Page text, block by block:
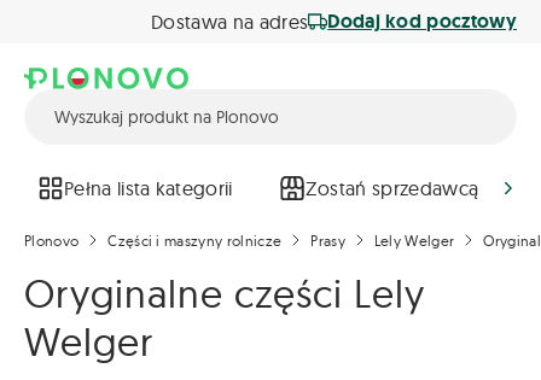
Dostawa na adres Dodaj kod pocztowy
Pełna lista kategorii Zostań sprzedawcą
Plonovo Części i maszyny rolnicze Prasy Lely Welger
Oryginalne części Lely
Welger